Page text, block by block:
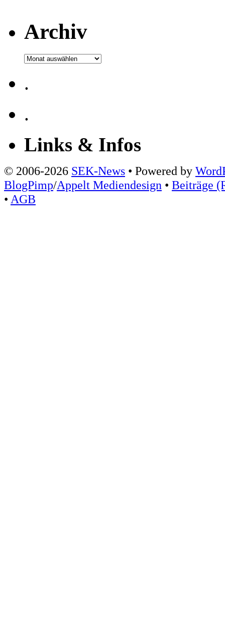
Archiv
Archiv
.
.
Links & Infos
© 2006-2026 SEK-News • Powered by
BlogPimp/Appelt Mediendesign • Beiträge
• AGB